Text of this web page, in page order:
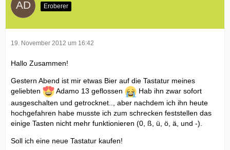
Eroberer
19. November 2012 um 16:42
Hallo Zusammen!
Gestern Abend ist mir etwas Bier auf die Tastatur meines
geliebten
Adamo 13 geflossen
Hab ihn zwar sofort
ausgeschalten und getrocknet.., aber nachdem ich ihn heute
hochgefahren habe musste ich zum schrecken feststellen das
einige Tasten nicht mehr funktionieren (0, ß, ü, ö, ä, und -).
Soll ich eine neue Tastatur kaufen!